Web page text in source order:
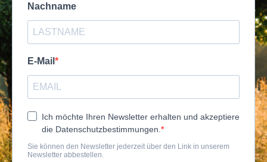
Nachname
E-Mail
Ich möchte Ihren Newsletter erhalten und akzeptiere
die Datenschutzbestimmungen.
Sie können den Newsletter jederzeit über den Link in unserem
Newsletter abbestellen.